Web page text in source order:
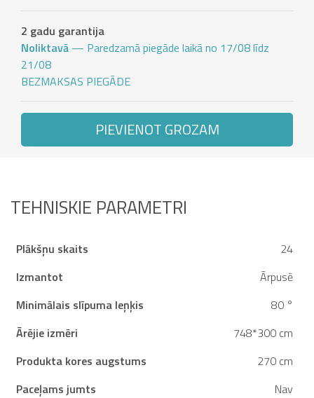
2 gadu garantija
Noliktavā — Paredzamā piegāde laikā no 17/08 līdz
21/08
BEZMAKSAS PIEGĀDE
PIEVIENOT GROZAM
TEHNISKIE PARAMETRI
Plākšņu skaits
24
Izmantot
Ārpusē
Minimālais slīpuma leņķis
80 °
Ārējie izmēri
748*300 cm
Produkta kores augstums
270 cm
Paceļams jumts
Nav